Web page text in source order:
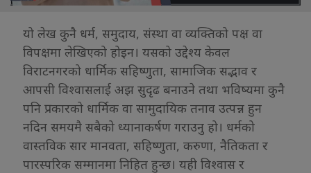
यो लेख कुनै धर्म, समुदाय, संस्था वा व्यक्तिको पक्ष वा
विपक्षमा लेखिएको होइन। यसको उद्देश्य केवल
विराटनगरको धार्मिक सहिष्णुता, सामाजिक सद्भाव र
आपसी विश्वासलाई अझ सुदृढ बनाउने तथा भविष्यमा कुनै
पनि प्रकारको धार्मिक वा सामुदायिक तनाव उत्पन्न हुन
नदिन समयमै सबैको ध्यानाकर्षण गराउनु हो। धर्मको
वास्तविक सार मानवता, सहिष्णुता, करुणा, नैतिकता र
पारस्परिक सम्मानमा निहित हुन्छ। यही विश्वास र